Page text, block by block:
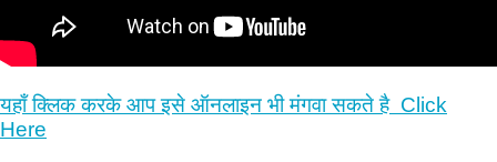
यहाँ क्लिक करके आप इसे ऑनलाइन भी मंगवा सकते है Click
Here